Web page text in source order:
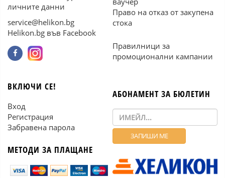
личните данни
service@helikon.bg
Helikon.bg във Facebook
Право на отказ от закупена
стока
Правилници за
промоционални кампании
ВКЛЮЧИ СЕ!
Вход
Регистрация
Забравена парола
МЕТОДИ ЗА ПЛАЩАНЕ
АБОНАМЕНТ ЗА БЮЛЕТИН